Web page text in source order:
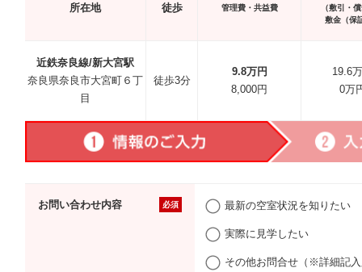
所在地
徒歩
管理費・共益費
（敷引・
敷金（保
近鉄奈良線/新大宮駅
奈良県奈良市大宮町６丁
目
徒歩3分
9.8万円
8,000円
19.6
0万
お問い合わせ内容 必須 最新の空室状況を知りたい
実際に見学したい
その他お問合せ（※詳細記